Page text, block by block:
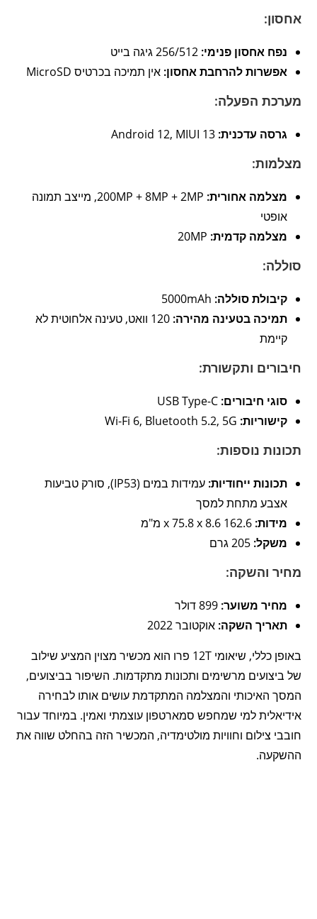
אחסון:
נפח אחסון פנימי: 256/512 גיגה בייט
אפשרות להרחבת אחסון: אין תמיכה בכרטיס MicroSD
מערכת הפעלה:
גרסה עדכנית: Android 12, MIUI 13
מצלמות:
מצלמה אחורית:
200MP + 8MP + 2MP, מייצב תמונה
אופטי
מצלמה קדמית:
סוללה:
קיבולת סוללה:
תמיכה בטעינה מהירה:
120 וואט, טעינה אלחוטית לא
קיימת
חיבורים ותקשורת:
סוגי חיבורים: USB Type-C
קישוריות:
תכונות נוספות:
תכונות ייחודיות:
עמידות במים (IP53), סורק טביעות
אצבע מתחת למסך
מידות: 162.6 x 75.8 x 8.6 מ"מ
משקל: 205 גרם
מחיר והשקה:
מחיר משוער: 899 דולר
תאריך השקה: אוקטובר 2022
באופן כללי, שיאומי 12T פרו הוא מכשיר מצוין המציע שילוב
של ביצועים מרשימים ותכונות מתקדמות. השיפור בביצועים,
המסך האיכותי והמצלמה המתקדמת עושים אותו לבחירה
אידיאלית למי שמחפש סמארטפון עוצמתי ואמין. במיוחד עבור
חובבי צילום וחוויות מולטימדיה, המכשיר הזה בהחלט שווה את
ההשקעה.